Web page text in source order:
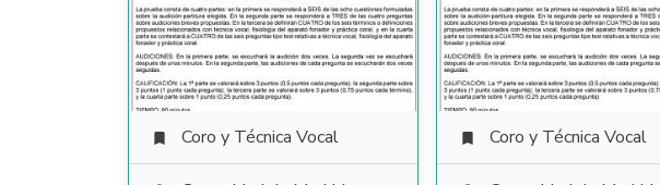
 Coro y Técnica Vocal  Coro y Técnica Vocal